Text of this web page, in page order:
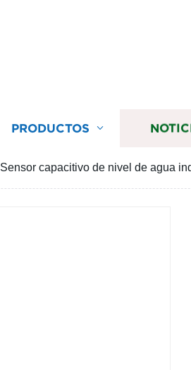
PRODUCTOS
Sensor capacitivo de nivel de agua